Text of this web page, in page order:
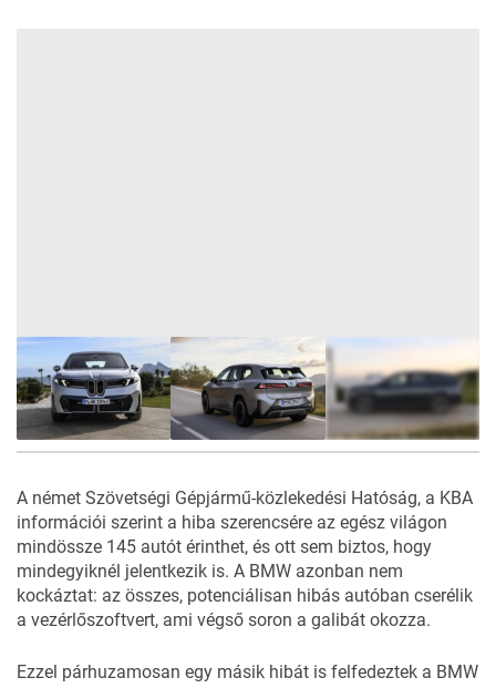
A német Szövetségi Gépjármű-közlekedési Hatóság, a KBA
információi szerint a hiba szerencsére az egész világon
mindössze 145 autót érinthet, és ott sem biztos, hogy
mindegyiknél jelentkezik is. A BMW azonban nem
kockáztat: az összes, potenciálisan hibás autóban cserélik
a vezérlőszoftvert, ami végső soron a galibát okozza.
Ezzel párhuzamosan egy másik hibát is felfedeztek a BMW